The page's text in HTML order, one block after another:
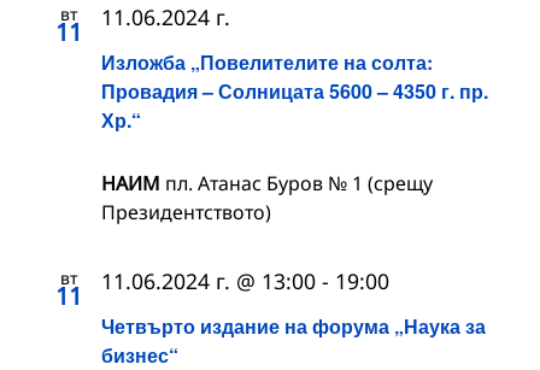
вт
11
Изложба „Повелителите на солта:
Провадия – Солницата 5600 – 4350 г. пр.
Хр.“
11.06.2024 г.
НАИМ пл. Атанас Буров № 1 (срещу
Президентството)
вт
11
Четвърто издание на форума „Наука за
бизнес“
11.06.2024 г. @ 13:00 - 19:00